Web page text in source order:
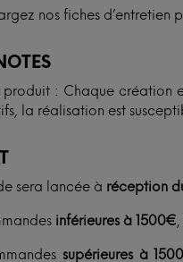
nos fiches d’entretien
produit : Chaque création
la réalisation est
sera lancée à réception
inférieures à 1500€
supérieures à